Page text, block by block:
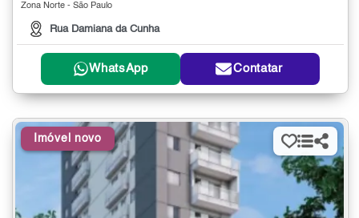
Zona Norte - São Paulo
Rua Damiana da Cunha
WhatsApp Contatar
Imóvel novo